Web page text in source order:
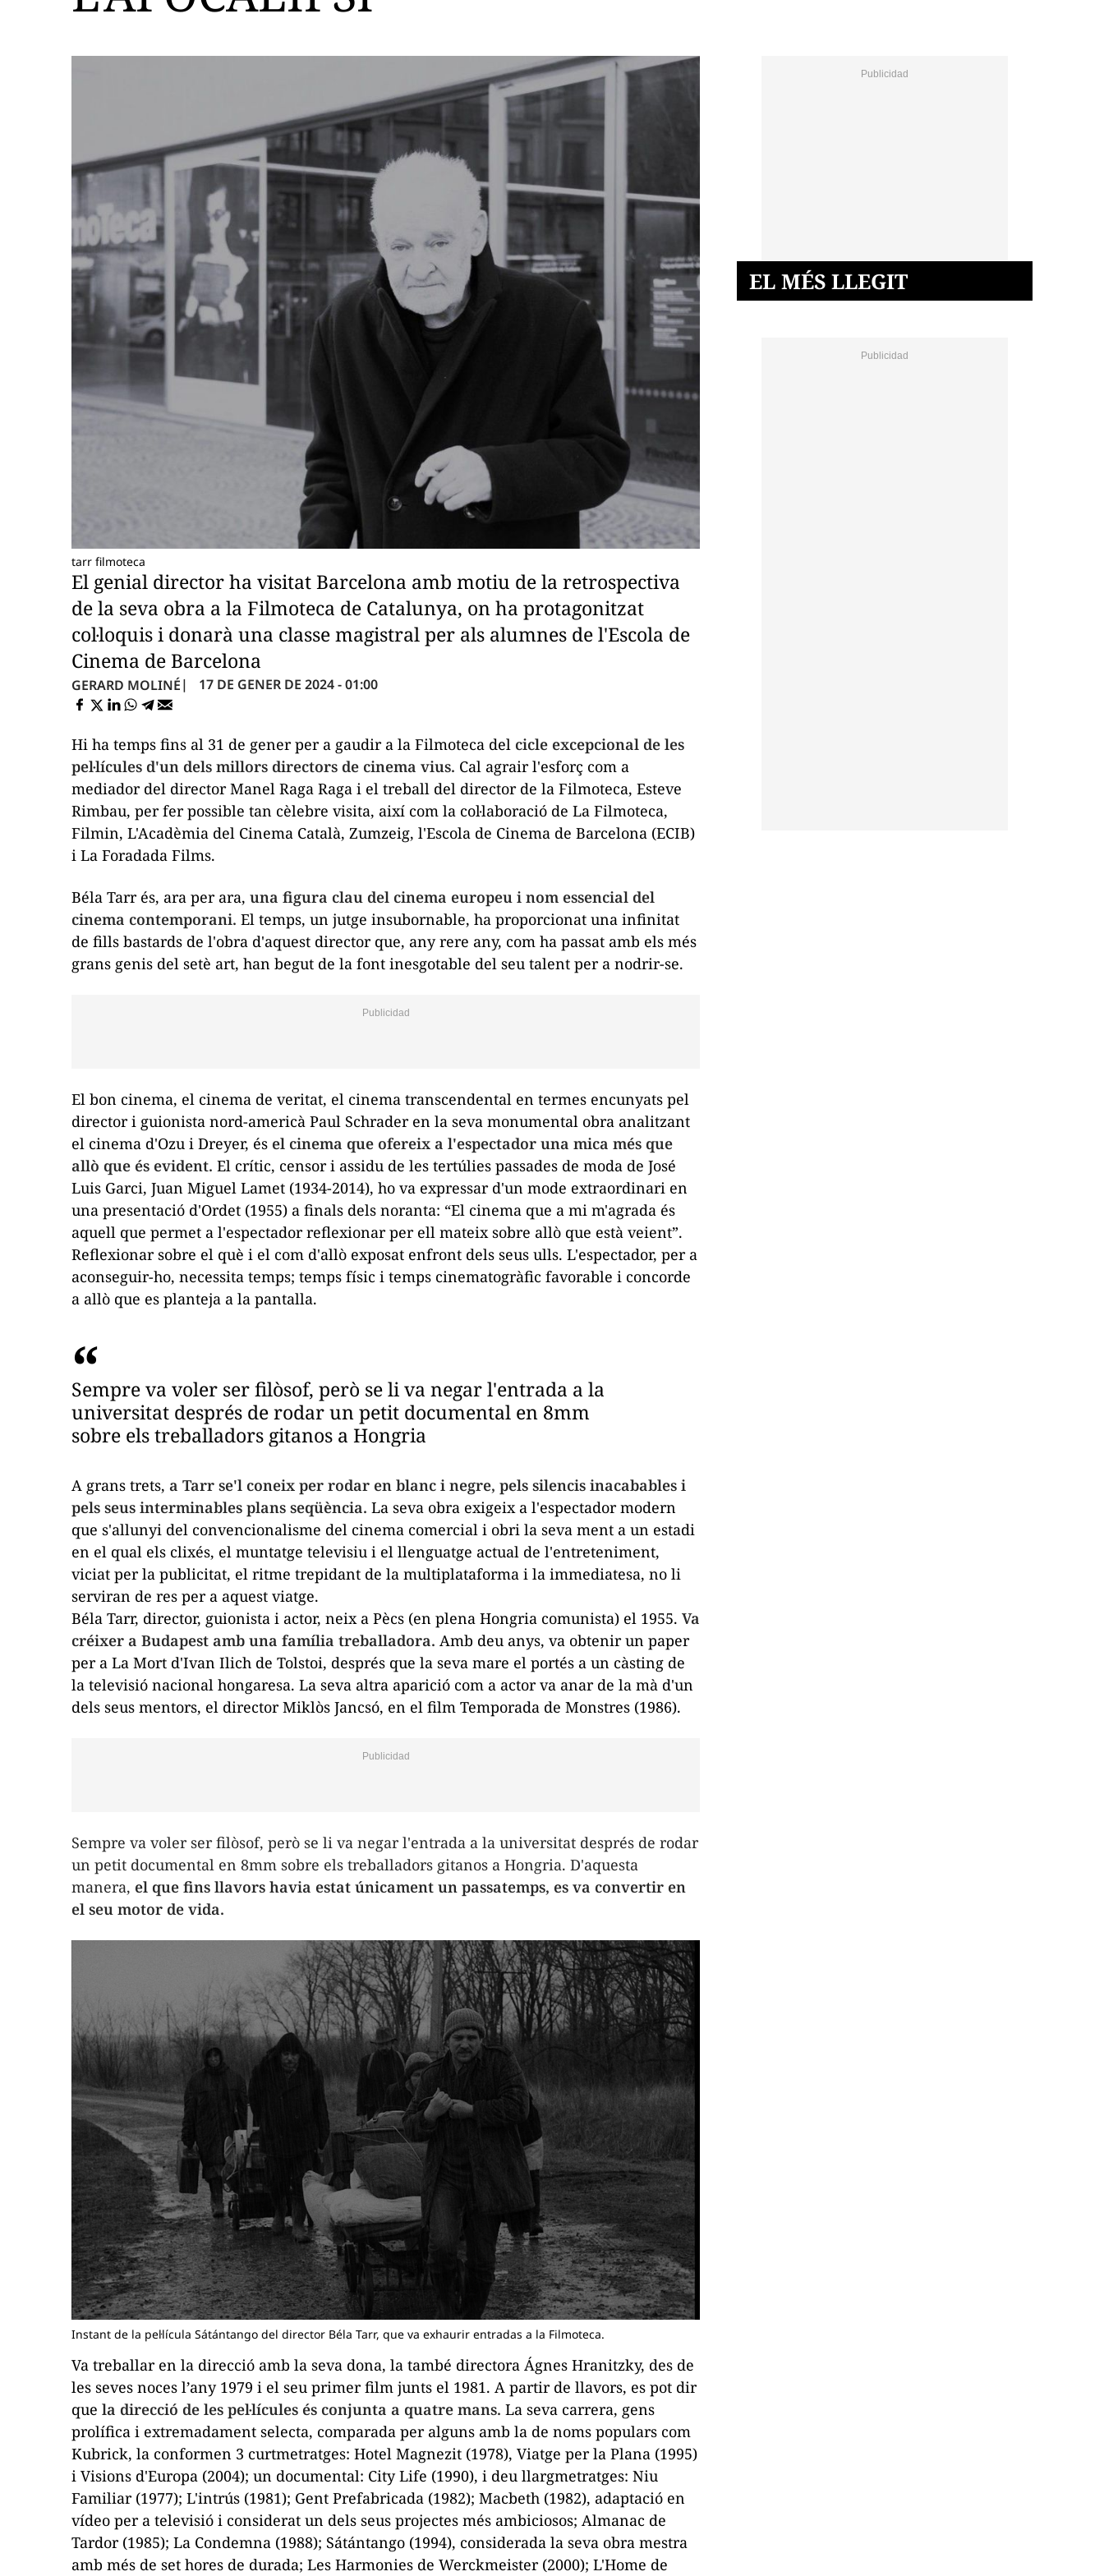
tarr filmoteca
El genial director ha visitat Barcelona amb motiu de la retrospectiva
de la seva obra a la Filmoteca de Catalunya, on ha protagonitzat
col·loquis i donarà una classe magistral per als alumnes de l'Escola de
Cinema de Barcelona
GERARD MOLINÉ 17 DE GENER DE 2024 - 01:00
Hi ha temps fins al 31 de gener per a gaudir a la Filmoteca del cicle excepcional de les
pel·lícules d'un dels millors directors de cinema vius. Cal agrair l'esforç com a
mediador del director Manel Raga Raga i el treball del director de la Filmoteca, Esteve
Rimbau, per fer possible tan cèlebre visita, així com la col·laboració de La Filmoteca,
Filmin, L'Acadèmia del Cinema Català, Zumzeig, l'Escola de Cinema de Barcelona (ECIB)
i La Foradada Films.
Béla Tarr és, ara per ara, una figura clau del cinema europeu i nom essencial del
cinema contemporani. El temps, un jutge insubornable, ha proporcionat una infinitat
de fills bastards de l'obra d'aquest director que, any rere any, com ha passat amb els més
grans genis del setè art, han begut de la font inesgotable del seu talent per a nodrir-se.
El bon cinema, el cinema de veritat, el cinema transcendental en termes encunyats pel
director i guionista nord-americà Paul Schrader en la seva monumental obra analitzant
el cinema d'Ozu i Dreyer, és el cinema que ofereix a l'espectador una mica més que
allò que és evident. El crític, censor i assidu de les tertúlies passades de moda de José
Luis Garci, Juan Miguel Lamet (1934-2014), ho va expressar d'un mode extraordinari en
una presentació d'Ordet (1955) a finals dels noranta: “El cinema que a mi m'agrada és
aquell que permet a l'espectador reflexionar per ell mateix sobre allò que està veient”.
Reflexionar sobre el què i el com d'allò exposat enfront dels seus ulls. L'espectador, per a
aconseguir-ho, necessita temps; temps físic i temps cinematogràfic favorable i concorde
a allò que es planteja a la pantalla.
Sempre va voler ser filòsof, però se li va negar l'entrada a la
universitat després de rodar un petit documental en 8mm
sobre els treballadors gitanos a Hongria
A grans trets, a Tarr se'l coneix per rodar en blanc i negre, pels silencis inacabables i
pels seus interminables plans seqüència. La seva obra exigeix a l'espectador modern
que s'allunyi del convencionalisme del cinema comercial i obri la seva ment a un estadi
en el qual els clixés, el muntatge televisiu i el llenguatge actual de l'entreteniment,
viciat per la publicitat, el ritme trepidant de la multiplataforma i la immediatesa, no li
serviran de res per a aquest viatge.
Béla Tarr, director, guionista i actor, neix a Pècs (en plena Hongria comunista) el 1955. Va
créixer a Budapest amb una família treballadora. Amb deu anys, va obtenir un paper
per a La Mort d'Ivan Ilich de Tolstoi, després que la seva mare el portés a un càsting de
la televisió nacional hongaresa. La seva altra aparició com a actor va anar de la mà d'un
dels seus mentors, el director Miklòs Jancsó, en el film Temporada de Monstres (1986).
Sempre va voler ser filòsof, però se li va negar l'entrada a la universitat després de rodar
un petit documental en 8mm sobre els treballadors gitanos a Hongria. D'aquesta
manera, el que fins llavors havia estat únicament un passatemps, es va convertir en
el seu motor de vida.
Instant de la pel·lícula Sátántango del director Béla Tarr, que va exhaurir entradas a la Filmoteca.
Va treballar en la direcció amb la seva dona, la també directora Ágnes Hranitzky, des de
les seves noces l’any 1979 i el seu primer film junts el 1981. A partir de llavors, es pot dir
que la direcció de les pel·lícules és conjunta a quatre mans. La seva carrera, gens
prolífica i extremadament selecta, comparada per alguns amb la de noms populars com
Kubrick, la conformen 3 curtmetratges: Hotel Magnezit (1978), Viatge per la Plana (1995)
i Visions d'Europa (2004); un documental: City Life (1990), i deu llargmetratges: Niu
Familiar(1977); L'intrús (1981); Gent Prefabricada (1982); Macbeth (1982), adaptació en
vídeo per a televisió i considerat un dels seus projectes més ambiciosos; Almanac de
Tardor(1985); La Condemna (1988); Sátántango (1994), considerada la seva obra mestra
amb més de set hores de durada; Les Harmonies de Werckmeister (2000); L'Home de
EL MÉS LLEGIT